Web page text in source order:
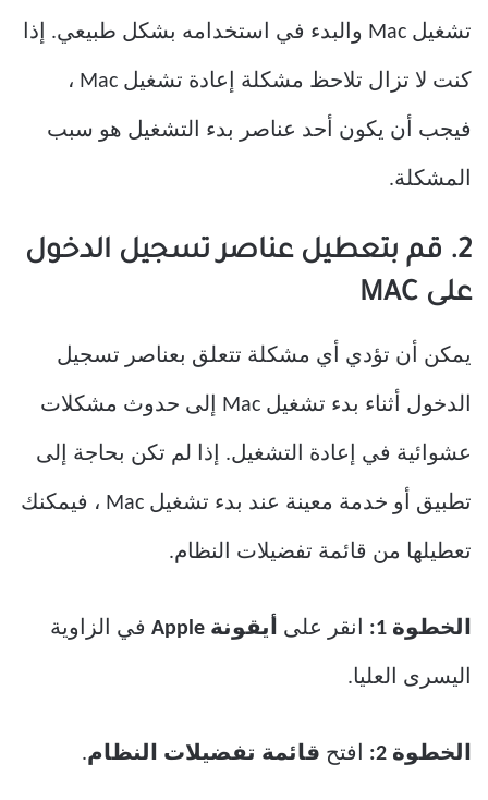
تشغيل Mac والبدء في استخدامه بشكل طبيعي. إذا
كنت لا تزال تلاحظ مشكلة إعادة تشغيل Mac ،
فيجب أن يكون أحد عناصر بدء التشغيل هو سبب
المشكلة.
2. قم بتعطيل عناصر تسجيل الدخول
على MAC
يمكن أن تؤدي أي مشكلة تتعلق بعناصر تسجيل
الدخول أثناء بدء تشغيل Mac إلى حدوث مشكلات
عشوائية في إعادة التشغيل. إذا لم تكن بحاجة إلى
تطبيق أو خدمة معينة عند بدء تشغيل Mac ، فيمكنك
تعطيلها من قائمة تفضيلات النظام.
الخطوة 1: انقر على أيقونة Apple في الزاوية
اليسرى العليا.
الخطوة 2: افتح قائمة تفضيلات النظام.